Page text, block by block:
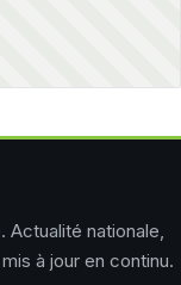
nationale,
à jour en continu.